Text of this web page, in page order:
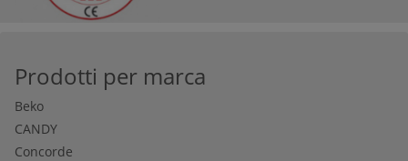
Prodotti per marca
Beko
CANDY
Concorde